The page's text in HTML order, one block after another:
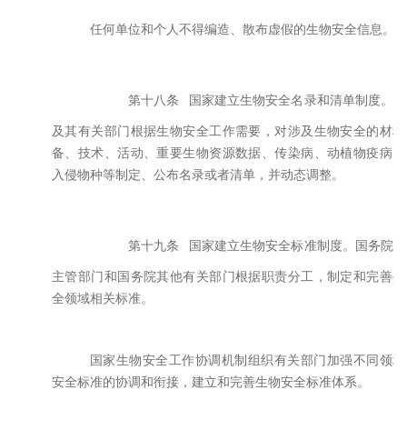
任何单位和个人不得编造、散布虚假的生物安全信息。
第十八条 国家建立生物安全名录和清单制度。
及其有关部门根据生物安全工作需要，对涉及生物安全的材
备、技术、活动、重要生物资源数据、传染病、动植物疫病
入侵物种等制定、公布名录或者清单，并动态调整。
第十九条 国家建立生物安全标准制度。国务院
主管部门和国务院其他有关部门根据职责分工，制定和完善
全领域相关标准。
国家生物安全工作协调机制组织有关部门加强不同领
安全标准的协调和衔接，建立和完善生物安全标准体系。